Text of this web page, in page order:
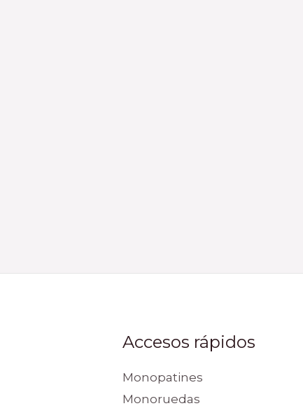
Accesos rápidos
Monopatines
Monoruedas